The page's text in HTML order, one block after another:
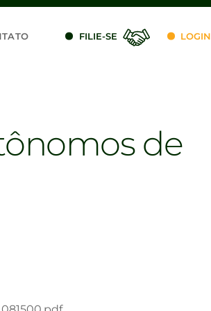
FILIE-SE LOGIN
de